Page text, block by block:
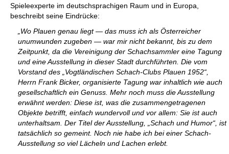
Spieleexperte im deutschsprachigen Raum und in Europa,
beschreibt seine Eindrücke:
„Wo Plauen genau liegt — das muss ich als Österreicher
unumwunden zugeben — war mir nicht bekannt, bis zu dem
Zeitpunkt, da die Vereinigung der Schachsammler eine Tagung
und eine Ausstellung in dieser Stadt durchführten. Die vom
Vorstand des „Vogtländischen Schach-Clubs Plauen 1952“,
Herrn Frank Bicker, organisierte Tagung war inhaltlich wie auch
gesellschaftlich ein Genuss. Mehr noch muss die Ausstellung
erwähnt werden: Diese ist, was die zusammengetragenen
Objekte betrifft, einfach wundervoll und vor allem: Sie ist auch
unterhaltsam. Der Titel der Ausstellung, „Schach und Humor“, ist
tatsächlich so gemeint. Noch nie habe ich bei einer Schach-
Ausstellung so viel Lächeln und Lachen erlebt.